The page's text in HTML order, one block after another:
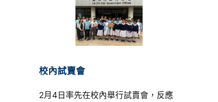
校內試賣會
2月4日率先在校內舉行試賣會，反應